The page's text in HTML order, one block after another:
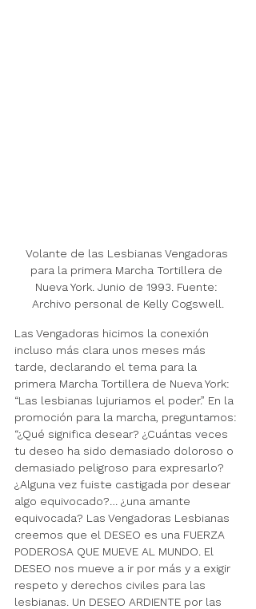
Volante de las Lesbianas Vengadoras
para la primera Marcha Tortillera de
Nueva York. Junio de 1993. Fuente:
Archivo personal de Kelly Cogswell.
Las Vengadoras hicimos la conexión
incluso más clara unos meses más
tarde, declarando el tema para la
primera Marcha Tortillera de Nueva York:
“Las lesbianas lujuriamos el poder.” En la
promoción para la marcha, preguntamos:
“¿Qué significa desear? ¿Cuántas veces
tu deseo ha sido demasiado doloroso o
demasiado peligroso para expresarlo?
¿Alguna vez fuiste castigada por desear
algo equivocado?… ¿una amante
equivocada? Las Vengadoras Lesbianas
creemos que el DESEO es una FUERZA
PODEROSA QUE MUEVE AL MUNDO. El
DESEO nos mueve a ir por más y a exigir
respeto y derechos civiles para las
lesbianas. Un DESEO ARDIENTE por las